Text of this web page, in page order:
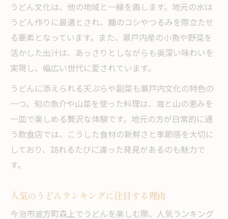
うどん文化は、他の地域と一線を画します。地元の水は
うどん作りに最適とされ、麺のコシやつるみを際立たせ
る要素となっています。また、瀬戸内産の小魚や野菜を
活かした出汁は、あっさりとしながらも奥深い味わいを
実現し、幅広い世代に愛されています。
うどんに添えられる天ぷらや副菜も瀬戸内文化の特色の
一つ。旬の魚介や山菜を使った料理は、海と山の恵みを
一皿で楽しめる贅沢な体験です。地元の方が日常的に通
う飲食店では、こうした食材の新鮮さと季節感を大切に
しており、訪れるたびに違った発見があるのも魅力で
す。
人気のうどんランキングに注目する理由
今治市波方町森上でうどんを楽しむ際、人気ランキング